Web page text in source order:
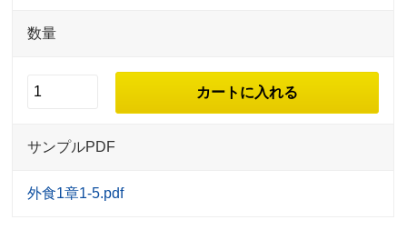
数量
サンプルPDF
外食1章1-5.pdf